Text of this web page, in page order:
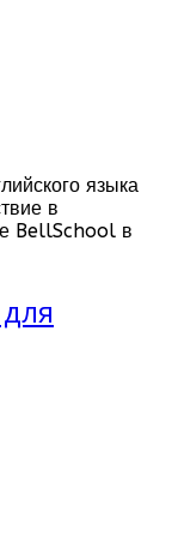
языка
в
BellSchool в